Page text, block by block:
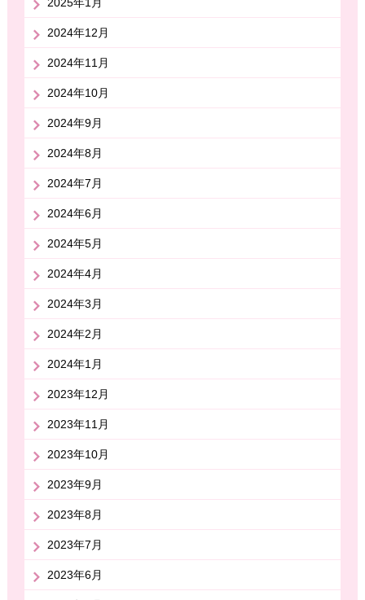
2024年12月
2024年11月
2024年10月
2024年9月
2024年8月
2024年7月
2024年6月
2024年5月
2024年4月
2024年3月
2024年2月
2024年1月
2023年12月
2023年11月
2023年10月
2023年9月
2023年8月
2023年7月
2023年6月